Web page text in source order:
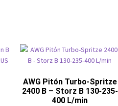
AWG Pitón Turbo-Spritze
2400 B – Storz B 130-235-
400 L/min